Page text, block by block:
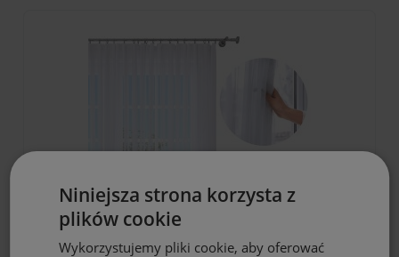
Niniejsza strona korzysta z
plików cookie
Wykorzystujemy pliki cookie, aby oferować